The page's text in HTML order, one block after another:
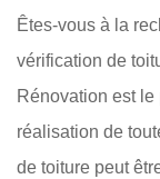
Êtes-vous à la
vérification de
Rénovation est
réalisation de
de toiture peut